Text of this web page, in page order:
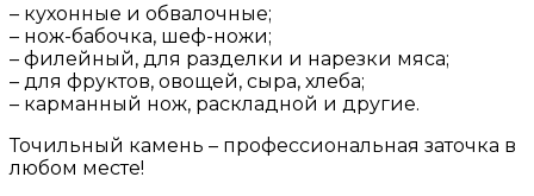
– кухонные и обвалочные;
– нож-бабочка, шеф-ножи;
– филейный, для разделки и нарезки мяса;
– для фруктов, овощей, сыра, хлеба;
– карманный нож, раскладной и другие.
Точильный камень – профессиональная заточка в
любом месте!